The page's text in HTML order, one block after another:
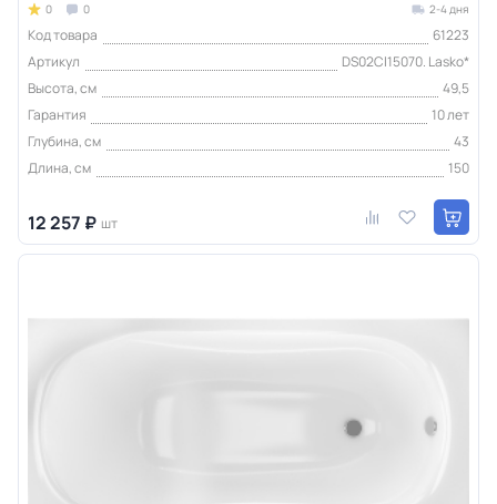
0 0 2-4 дня
Код товара
61223
Артикул
DS02Cl15070. Lasko*
Высота, см
49,5
Гарантия
10 лет
Глубина, см
43
Длина, см
150
12 257 ₽ шт